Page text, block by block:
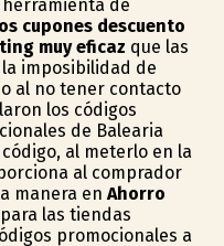
de
cupones descuento
muy eficaz que las
imposibilidad de
al no tener contacto
los códigos
de Balearia
al meterlo en la
al comprador
manera en Ahorro
las tiendas
promocionales a